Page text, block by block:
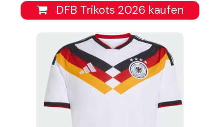
DFB Trikots 2026 kaufen